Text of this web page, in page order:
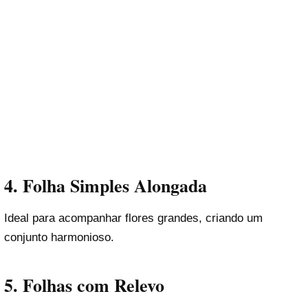
4. Folha Simples Alongada
Ideal para acompanhar flores grandes, criando um
conjunto harmonioso.
5. Folhas com Relevo